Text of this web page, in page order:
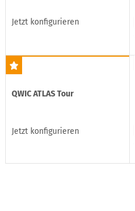
Jetzt konfigurieren
QWIC ATLAS Tour
Jetzt konfigurieren